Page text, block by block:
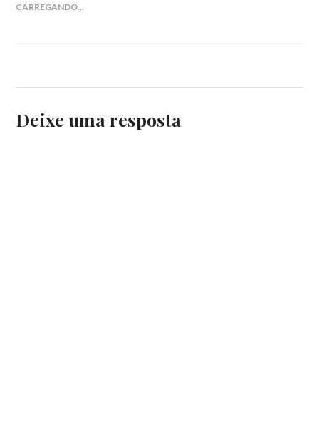
CARREGANDO...
Deixe uma resposta